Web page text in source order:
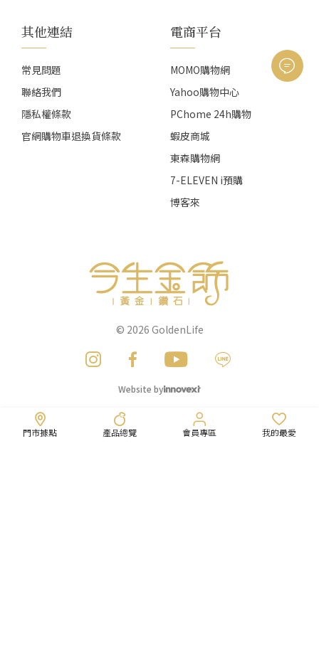
門市據點 產品總覽 會員專區 我的最愛
其他連結
常見問題
聯絡我們
隱私權條款
官網購物車退換貨條款
電商平台
MOMO購物網
Yahoo購物中心
PChome 24h購物
蝦皮商城
東森購物網
7-ELEVEN i預購
博客來
© 2026 GoldenLife
Website by